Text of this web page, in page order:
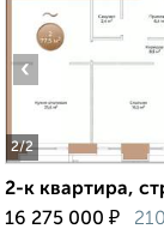
2/2
‹
2-к квартира,
16 275 000 ₽